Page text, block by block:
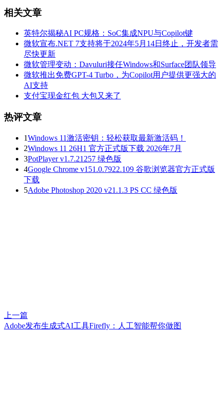
相关文章
英特尔揭秘AI PC规格：SoC集成NPU与Copilot键
微软宣布.NET 7支持将于2024年5月14日终止，开发者需
尽快更新
微软管理变动：Davuluri接任Windows和Surface团队领导
微软推出免费GPT-4 Turbo，为Copilot用户提供更强大的
AI支持
支付宝现金红包 大包又来了
热评文章
1Windows 11激活密钥：轻松获取最新激活码！
2Windows 11 26H1 官方正式版下载 2026年7月
3PotPlayer v1.7.21257 绿色版
4Google Chrome v151.0.7922.109 谷歌浏览器官方正式版
下载
5Adobe Photoshop 2020 v21.1.3 PS CC 绿色版
上一篇
Adobe发布生成式AI工具Firefly：人工智能帮你做图